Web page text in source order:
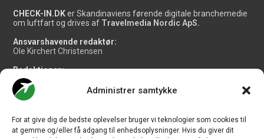
Administrer samtykke
For at give dig de bedste oplevelser bruger vi teknologier som cookies til
at gemme og/eller få adgang til enhedsoplysninger. Hvis du giver dit
CHECK-IN.DK er Skandinaviens førende digitale branchemedie
om luftfart og drives af Travelmedia Nordic ApS.
Ansvarshavende redaktør:
Ole Kirchert Christensen
Redaktionen:
Christian Granhøj Skouboe
Henrik Baumgarten
Danny Longhi Andreasen
Salg og jobannoncer:
salg@travelmedianordic.com